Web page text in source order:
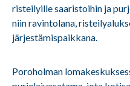
risteilyille saaristoihin ja
niin ravintolana,
järjestämispaikkana.
Poroholman